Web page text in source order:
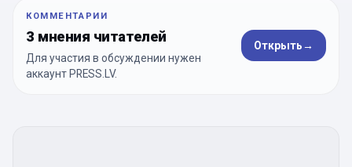
КОММЕНТАРИИ
3 мнения читателей
Для участия в обсуждении нужен
аккаунт PRESS.LV.
Открыть→